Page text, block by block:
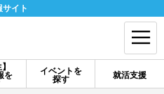
イト
を
イベントを
探す
就活支援
ログイン